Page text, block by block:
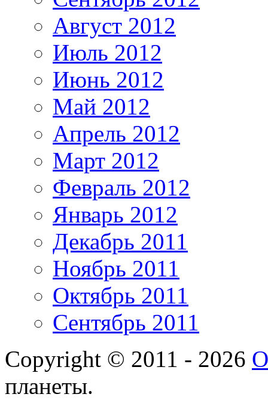
Август 2012
Июль 2012
Июнь 2012
Май 2012
Апрель 2012
Март 2012
Февраль 2012
Январь 2012
Декабрь 2011
Ноябрь 2011
Октябрь 2011
Сентябрь 2011
Copyright © 2011 - 2026
планеты.